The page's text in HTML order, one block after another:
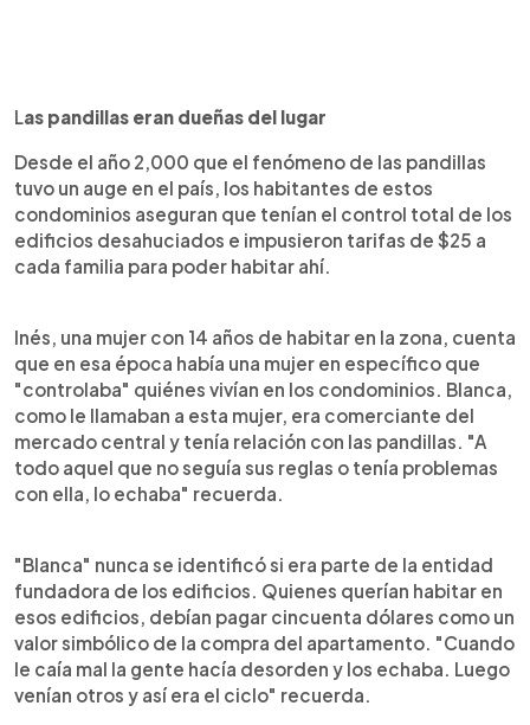
L as pandillas eran dueñas del lugar
Desde el año 2,000 que el fenómeno de las pandillas
tuvo un auge en el país, los habitantes de estos
condominios aseguran que tenían el control total de los
edificios desahuciados e impusieron tarifas de $25 a
cada familia para poder habitar ahí.
Inés, una mujer con 14 años de habitar en la zona, cuenta
que en esa época había una mujer en específico que
"controlaba" quiénes vivían en los condominios. Blanca,
como le llamaban a esta mujer, era comerciante del
mercado central y tenía relación con las pandillas. "A
todo aquel que no seguía sus reglas o tenía problemas
con ella, lo echaba" recuerda.
"Blanca" nunca se identificó si era parte de la entidad
fundadora de los edificios. Quienes querían habitar en
esos edificios, debían pagar cincuenta dólares como un
valor simbólico de la compra del apartamento. "Cuando
le caía mal la gente hacía desorden y los echaba. Luego
venían otros y así era el ciclo" recuerda.